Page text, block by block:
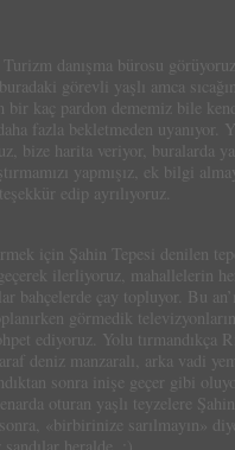
danışma bürosu
görevli yaşlı amca
kaç pardon dememiz bile
fazla bekletmeden uyanıyor.
bize harita veriyor, buralarda
yapmışız, ek bilgi
edip ayrılıyoruz.
için Şahin Tepesi denilen
ilerliyoruz, mahallelerin
bahçelerde çay topluyor. Bu
görmedik
ediyoruz. Yolu tırmandıkça
deniz manzaralı, arka vadi
sonra inişe geçer gibi
oturan yaşlı teyzelere
«birbirinize sarılmayın»